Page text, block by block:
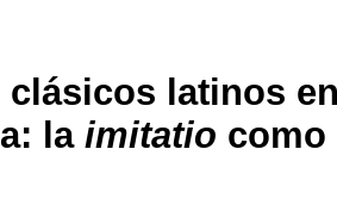
clásicos latinos
la imitatio como